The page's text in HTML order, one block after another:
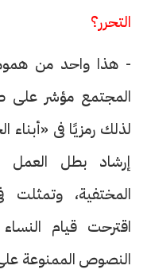
التحرر؟
- هذا واحد من
المجتمع مؤشر على
لذلك رمزيًا فى
إرشاد بطل
المختفية،
اقترحت قيام
النصوص الممنوعة